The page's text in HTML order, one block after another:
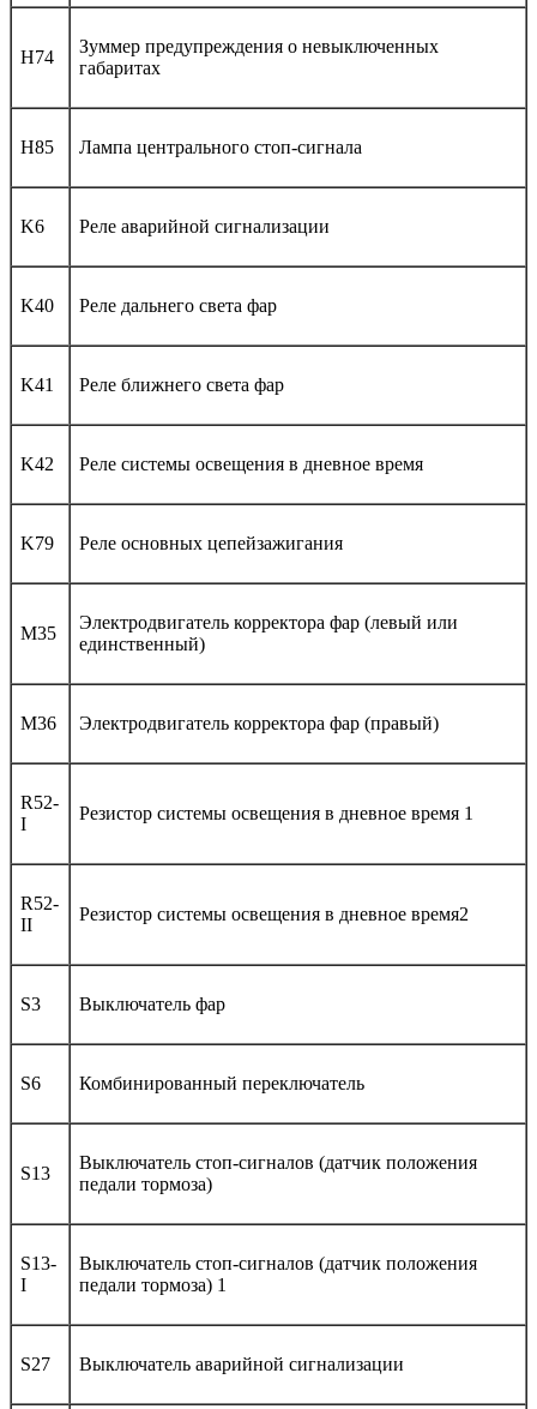
H74
Зуммер предупреждения о невыключенных
габаритах
H85 Лампа центрального стоп-сигнала
K6 Реле аварийной сигнализации
K40 Реле дальнего света фар
K41 Реле ближнего света фар
K42 Реле системы освещения в дневное время
K79 Реле основных цепейзажигания
M35
Электродвигатель корректора фар (левый или
единственный)
M36 Электродвигатель корректора фар (правый)
R52-
I
Резистор системы освещения в дневное время 1
R52-
II
Резистор системы освещения в дневное время2
S3 Выключатель фар
S6 Комбинированный переключатель
S13
Выключатель стоп-сигналов (датчик положения
педали тормоза)
S13-
I
Выключатель стоп-сигналов (датчик положения
педали тормоза) 1
S27 Выключатель аварийной сигнализации